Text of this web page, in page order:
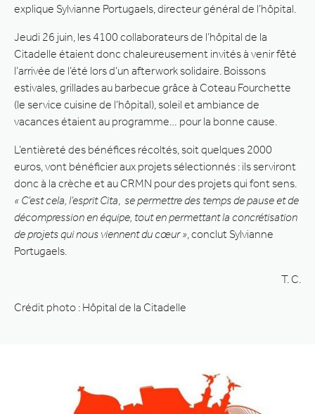
explique Sylvianne Portugaels, directeur général de l’hôpital.
Jeudi 26 juin, les 4100 collaborateurs de l’hôpital de la
Citadelle étaient donc chaleureusement invités à venir fêté
l’arrivée de l’été lors d’un afterwork solidaire. Boissons
estivales, grillades au barbecue grâce à Coteau Fourchette
(le service cuisine de l’hôpital), soleil et ambiance de
vacances étaient au programme… pour la bonne cause.
L’entièreté des bénéfices récoltés, soit quelques 2000
euros, vont bénéficier aux projets sélectionnés : ils serviront
donc à la crèche et au CRMN pour des projets qui font sens.
« C’est cela, l’esprit Cita se permettre des temps de pause et de
décompression en équipe, tout en permettant la concrétisation
de projets qui nous viennent du cœur » , conclut Sylvianne
Portugaels.
T. C.
Crédit photo : Hôpital de la Citadelle